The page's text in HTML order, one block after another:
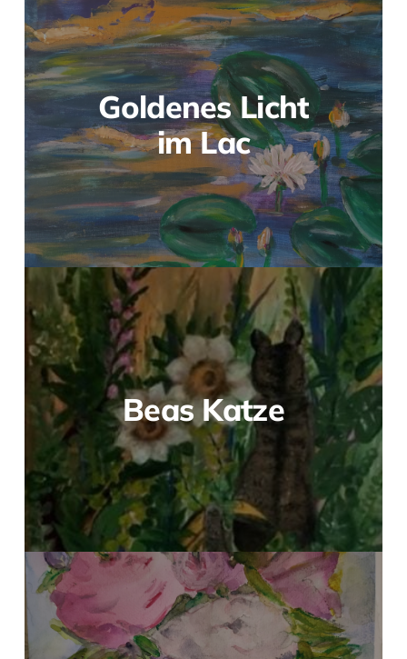
Goldenes Licht
im Lac
Beas Katze